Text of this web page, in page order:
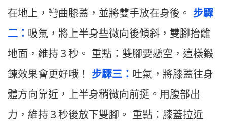
在地上，彎曲膝蓋，並將雙手放在身後。 步驟
二： 吸氣，將上半身些微向後傾斜，雙腳抬離
地面，維持３秒。 重點：雙腳要懸空，這樣鍛
鍊效果會更好哦！ 步驟三： 吐氣，將膝蓋往身
體方向靠近，上半身稍微向前挺。用腹部出
力，維持３秒後放下雙腳。 重點：膝蓋拉近